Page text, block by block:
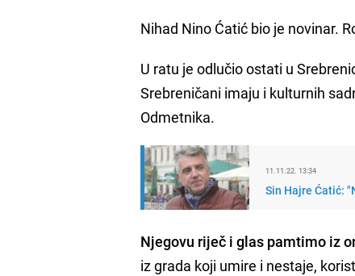
Nihad Nino Ćatić bio je novinar.
U ratu je odlučio ostati u
Srebreničani imaju i kulturnih
Odmetnika.
11.11.22. 13:34
Sin Hajre Ćatić:
Njegovu riječ i glas pamtimo iz
iz grada koji umire i nestaje,